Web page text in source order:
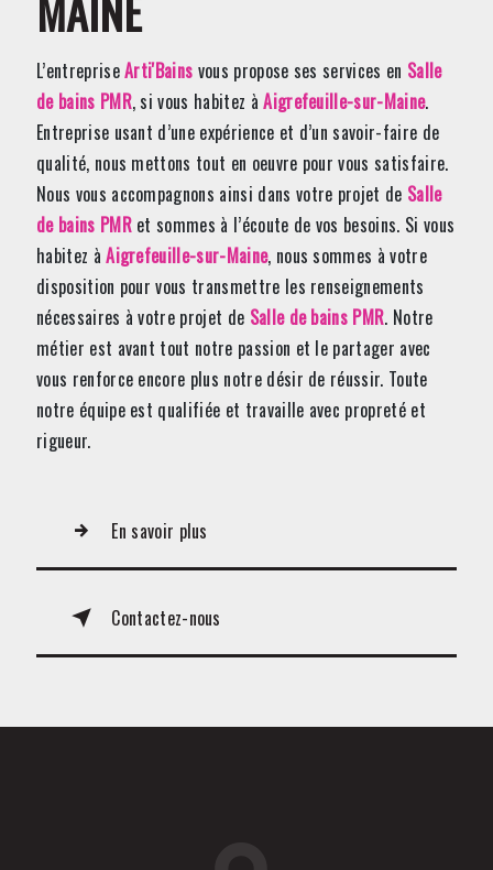
L’entrepriseArti'Bains vous propose ses services en Salle
de bains PMR, si vous habitez àAigrefeuille-sur-Maine.
Entreprise usant d’une expérience et d’un savoir-faire de
qualité, nous mettons tout en oeuvre pour vous satisfaire.
Nous vous accompagnons ainsi dans votre projet de Salle
de bains PMRet sommes à l’écoute de vos besoins. Si vous
habitez àAigrefeuille-sur-Maine, nous sommes à votre
disposition pour vous transmettre les renseignements
nécessaires à votre projet de Salle de bains PMR. Notre
métier est avant tout notre passion et le partager avec
vous renforce encore plus notre désir de réussir. Toute
notre équipe est qualifiée et travaille avec propreté et
rigueur.
En savoir plus
Contactez-nous